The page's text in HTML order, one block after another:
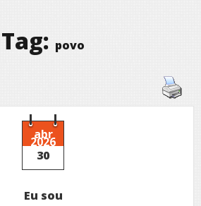
Tag: povo
abr
2026
30
Eu sou